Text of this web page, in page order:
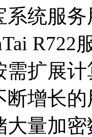
统服务
R722
需扩展
断增长
大量加